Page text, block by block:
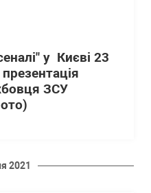
у Києві 23
ЗСУ
2021